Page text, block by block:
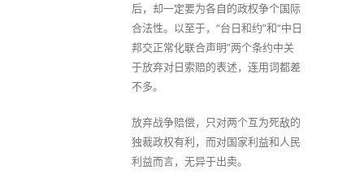
后，却一定要为各自的政权争个国际
合法性。以至于，“台日和约”和“中日
邦交正常化联合声明”两个条约中关
于放弃对日索赔的表述，连用词都差
不多。
放弃战争赔偿，只对两个互为死敌的
独裁政权有利，而对国家利益和人民
利益而言，无异于出卖。